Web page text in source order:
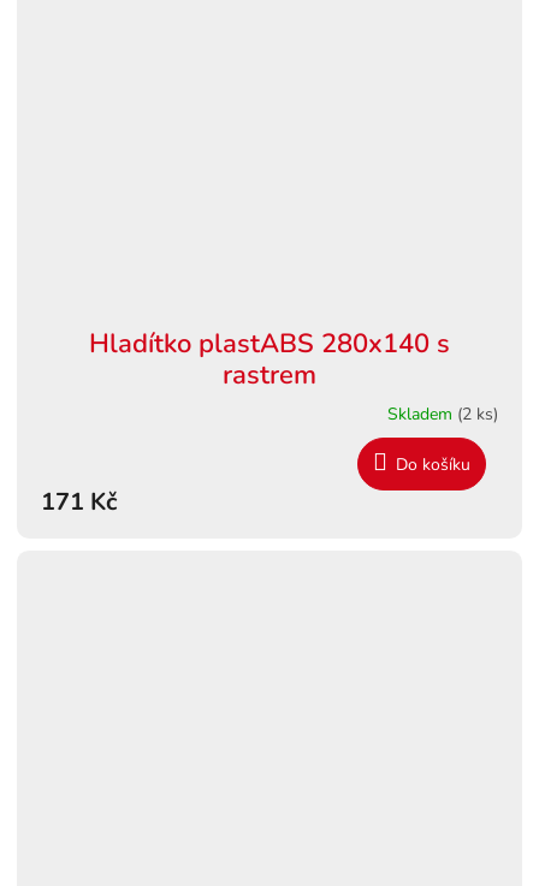
Hladítko plastABS 280x140 s
rastrem
Skladem (2 ks)
171 Kč
Do košíku